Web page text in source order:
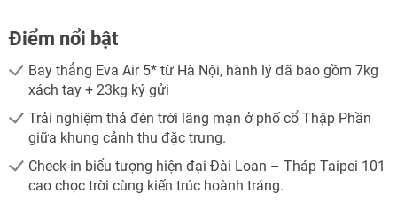
Điểm nổi bật
Bay thẳng Eva Air 5* từ Hà Nội, hành lý đã bao gồm 7kg
xách tay + 23kg ký gửi
Trải nghiệm thả đèn trời lãng mạn ở phố cổ Thập Phần
giữa khung cảnh thu đặc trưng.
Check-in biểu tượng hiện đại Đài Loan – Tháp Taipei 101
cao chọc trời cùng kiến trúc hoành tráng.